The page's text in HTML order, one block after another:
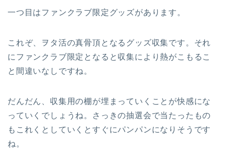
一つ目はファンクラブ限定グッズがあります。
これぞ、ヲタ活の真骨頂となるグッズ収集です。それ
にファンクラブ限定となると収集により熱がこもるこ
と間違いなしですね。
だんだん、収集用の棚が埋まっていくことが快感にな
っていくでしょうね。さっきの抽選会で当たったもの
もこれくとしていくとすぐにパンパンになりそうです
ね。